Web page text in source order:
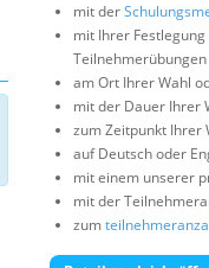
mit der
mit Ihrer
Teilnehmerübungen
am Ort Ihrer Wahl
mit der Dauer Ihrer
zum Zeitpunkt Ihrer
auf Deutsch oder
mit einem unserer
mit der
zum